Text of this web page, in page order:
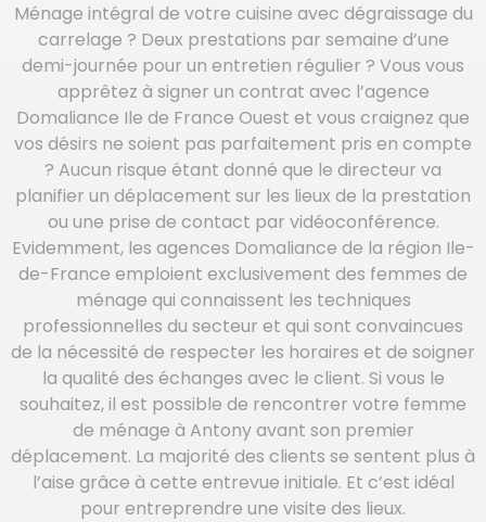
Ménage intégral de votre cuisine avec dégraissage du
carrelage ? Deux prestations par semaine d’une
demi-journée pour un entretien régulier ? Vous vous
apprêtez à signer un contrat avec l’agence
Domaliance Ile de France Ouest et vous craignez que
vos désirs ne soient pas parfaitement pris en compte
? Aucun risque étant donné que le directeur va
planifier un déplacement sur les lieux de la prestation
ou une prise de contact par vidéoconférence.
Evidemment, les agences Domaliance de la région Ile-
de-France emploient exclusivement des femmes de
ménage qui connaissent les techniques
professionnelles du secteur et qui sont convaincues
de la nécessité de respecter les horaires et de soigner
la qualité des échanges avec le client. Si vous le
souhaitez, il est possible de rencontrer votre femme
de ménage à Antony avant son premier
déplacement. La majorité des clients se sentent plus à
l’aise grâce à cette entrevue initiale. Et c’est idéal
pour entreprendre une visite des lieux.